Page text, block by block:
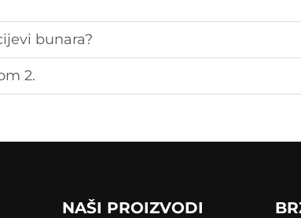
bunara?
2.
NAŠI PROIZVODI